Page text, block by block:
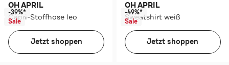
OH APRIL
Capri-Stoffhose leo
-39%*
Sale
Jetzt shoppen
OH APRIL
Sweatshirt weiß
-49%*
Sale
Jetzt shoppen